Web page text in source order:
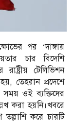
পর ‘দাঙ্গায়
চার বিদেশি
টেলিভিশন
হয়, তেহরান প্রদেশে
সময় ওই ব্যক্তিদের
করা হয়নি।খবরে
করে চারটি